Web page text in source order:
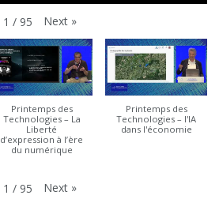
1 / 95 Next »
Printemps des
Technologies – La
Liberté
d’expression à l’ère
du numérique
Printemps des
Technologies – l'IA
dans l'économie
1 / 95 Next »